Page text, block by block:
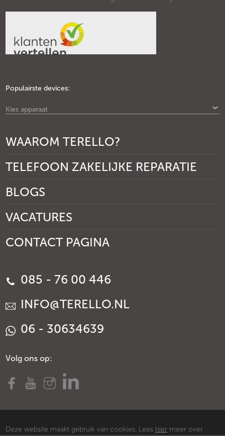
Populairste devices:
Kies apparaat
WAAROM TERELLO?
TELEFOON ZAKELIJKE REPARATIE
BLOGS
VACATURES
CONTACT PAGINA
085 - 76 00 446
INFO@TERELLO.NL
06 - 30634639
Volg ons op:
Deze website maakt gebruik van cookies. Lees hier meer over